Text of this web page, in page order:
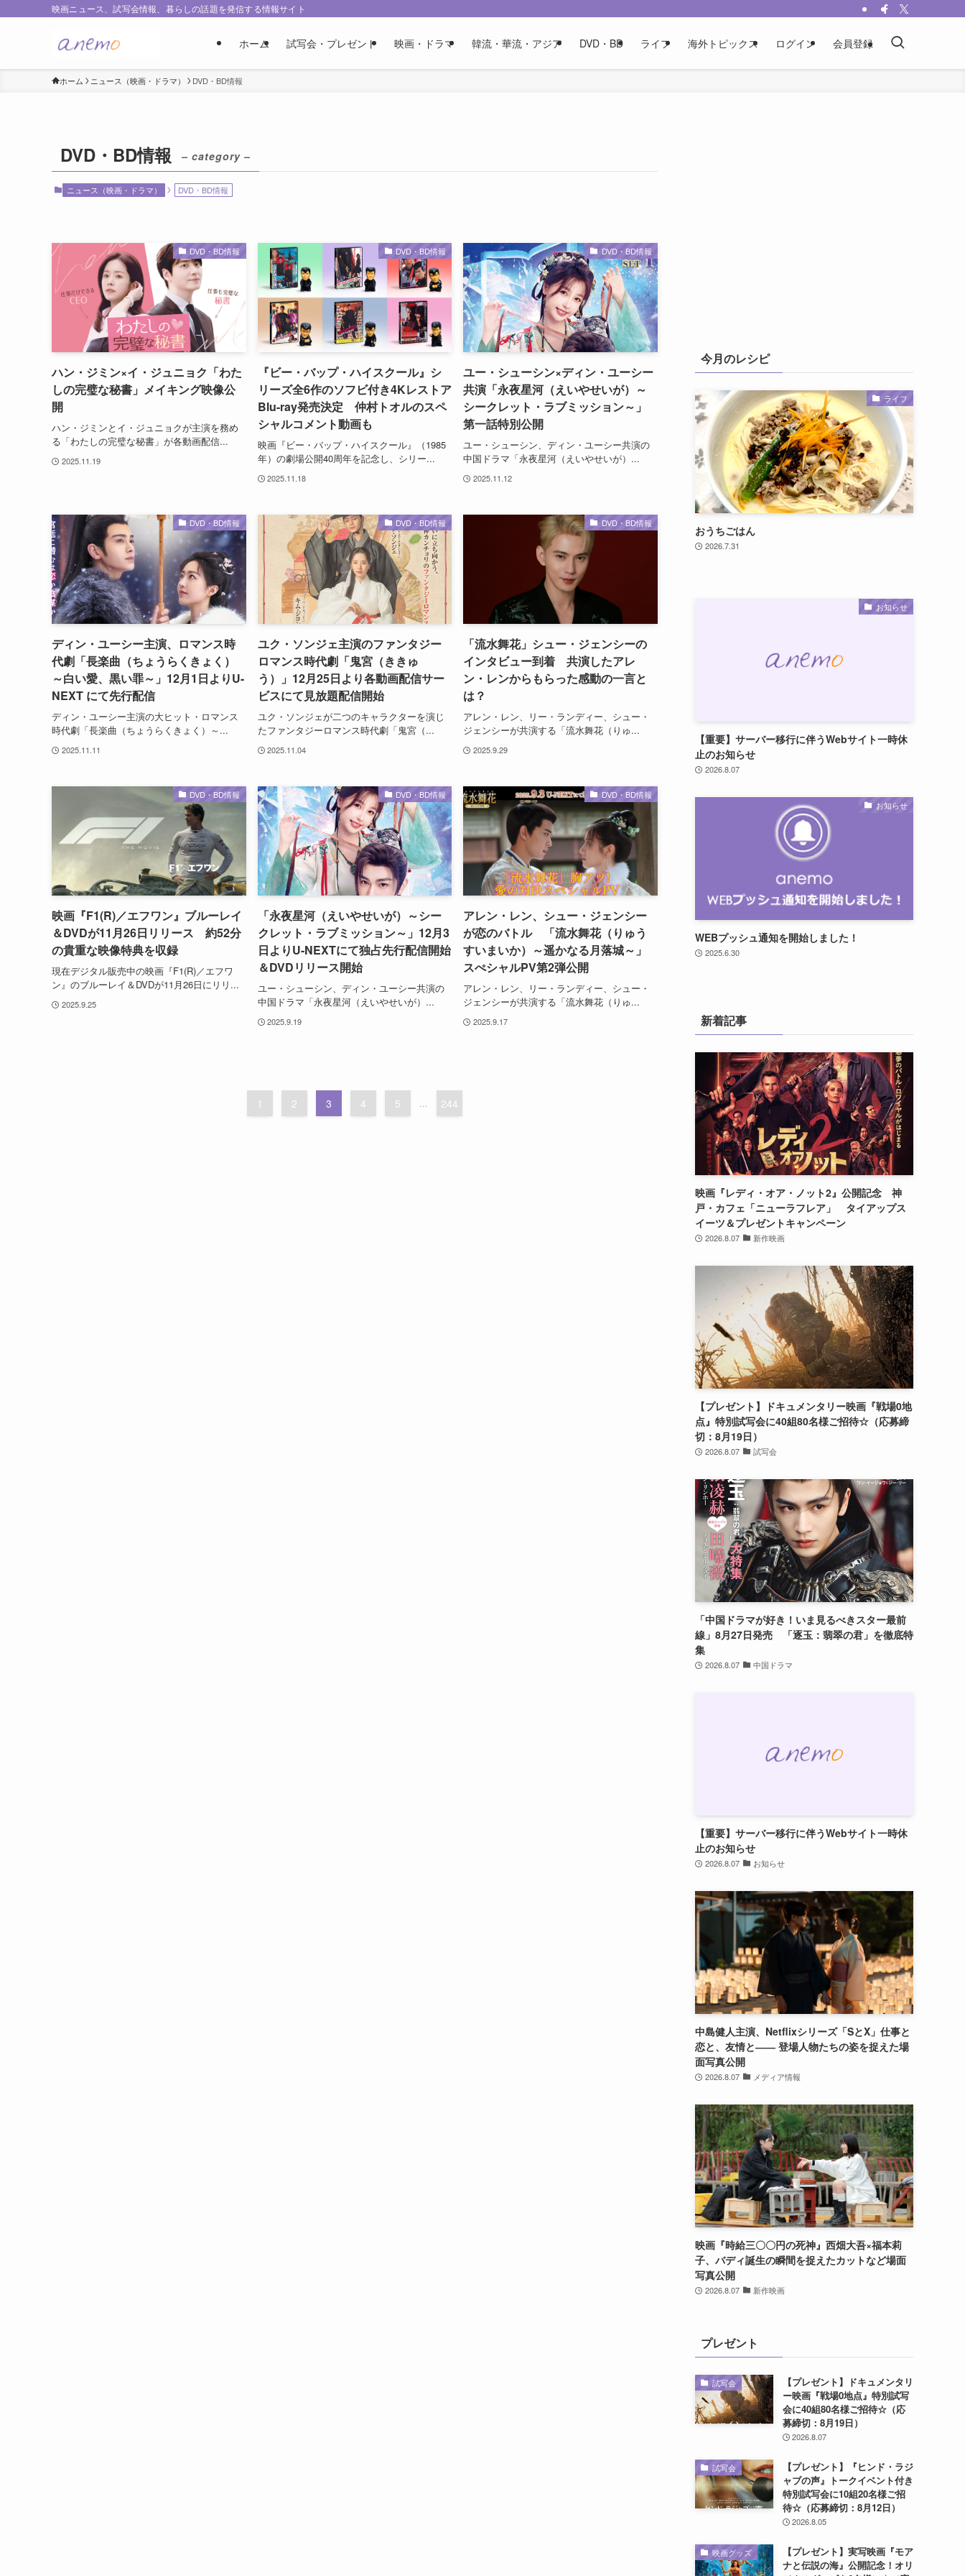
映画ニュース、試写会情報、暮らしの話題を発信する情報サイト
ホーム 試写会・プレゼント 映画・ドラマ 韓流・華流・アジア DVD・BD ライフ 海外トピックス ログイン 会員登録
ホーム ニュース（映画・ドラマ） DVD・BD情報
DVD・BD情報 – category –
ニュース（映画・ドラマ） DVD・BD情報
DVD・BD情報
ハン・ジミン×イ・ジュニョク「わた
しの完璧な秘書」メイキング映像公
開
ハン・ジミンとイ・ジュニョクが主演を務め
る「わたしの完璧な秘書」が各動画配信...
2025.11.19
DVD・BD情報
『ビー・バップ・ハイスクール』シ
リーズ全6作のソフビ付き4Kレストア
Blu-ray発売決定 仲村トオルのスペ
シャルコメント動画も
映画『ビー・バップ・ハイスクール』（1985
年）の劇場公開40周年を記念し、シリー...
2025.11.18
DVD・BD情報
ユー・シューシン×ディン・ユーシー
共演「永夜星河（えいやせいが）～
シークレット・ラブミッション～」
第一話特別公開
ユー・シューシン、ディン・ユーシー共演の
中国ドラマ「永夜星河（えいやせいが）...
2025.11.12
DVD・BD情報
ディン・ユーシー主演、ロマンス時
代劇「長楽曲（ちょうらくきょく）
～白い愛、黒い罪～」12月1日よりU-
NEXT にて先行配信
ディン・ユーシー主演の大ヒット・ロマンス
時代劇「長楽曲（ちょうらくきょく）～...
2025.11.11
DVD・BD情報
ユク・ソンジェ主演のファンタジー
ロマンス時代劇「鬼宮（ききゅ
う）」12月25日より各動画配信サー
ビスにて見放題配信開始
ユク・ソンジェが二つのキャラクターを演じ
たファンタジーロマンス時代劇「鬼宮（...
2025.11.04
DVD・BD情報
「流水舞花」シュー・ジェンシーの
インタビュー到着 共演したアレ
ン・レンからもらった感動の一言と
は？
アレン・レン、リー・ランディー、シュー・
ジェンシーが共演する「流水舞花（りゅ...
2025.9.29
DVD・BD情報
映画『F1(R)／エフワン』ブルーレイ
＆DVDが11月26日リリース 約52分
の貴重な映像特典を収録
現在デジタル販売中の映画『F1(R)／エフワ
ン』のブルーレイ＆DVDが11月26日にリリ...
2025.9.25
DVD・BD情報
「永夜星河（えいやせいが）～シー
クレット・ラブミッション～」12月3
日よりU-NEXTにて独占先行配信開始
＆DVDリリース開始
ユー・シューシン、ディン・ユーシー共演の
中国ドラマ「永夜星河（えいやせいが）...
2025.9.19
DVD・BD情報
アレン・レン、シュー・ジェンシー
が恋のバトル 「流水舞花（りゅう
すいまいか）～遥かなる月落城～」
スぺシャルPV第2弾公開
アレン・レン、リー・ランディー、シュー・
ジェンシーが共演する「流水舞花（りゅ...
2025.9.17
1 2 3 4 5 ... 244
今月のレシピ
ライフ
おうちごはん
2026.7.31
お知らせ
【重要】サーバー移行に伴うWebサイト一時休
止のお知らせ
2026.8.07
お知らせ
WEBプッシュ通知を開始しました！
2025.6.30
新着記事
映画『レディ・オア・ノット2』公開記念 神
戸・カフェ「ニューラフレア」 タイアップス
イーツ＆プレゼントキャンペーン
2026.8.07 新作映画
【プレゼント】ドキュメンタリー映画『戦場0地
点』特別試写会に40組80名様ご招待☆（応募締
切：8月19日）
2026.8.07 試写会
「中国ドラマが好き！いま見るべきスター最前
線」8月27日発売 「逐玉：翡翠の君」を徹底特
集
2026.8.07 中国ドラマ
【重要】サーバー移行に伴うWebサイト一時休
止のお知らせ
2026.8.07 お知らせ
中島健人主演、Netflixシリーズ「SとX」仕事と
恋と、友情と―― 登場人物たちの姿を捉えた場
面写真公開
2026.8.07 メディア情報
映画『時給三〇〇円の死神』西畑大吾×福本莉
子、バディ誕生の瞬間を捉えたカットなど場面
写真公開
2026.8.07 新作映画
プレゼント
試写会
【プレゼント】ドキュメンタリ
ー映画『戦場0地点』特別試写
会に40組80名様ご招待☆（応
募締切：8月19日）
2026.8.07
試写会
【プレゼント】『ヒンド・ラジ
ャブの声』トークイベント付き
特別試写会に10組20名様ご招
待☆（応募締切：8月12日）
2026.8.05
映画グッズ
【プレゼント】実写映画『モア
ナと伝説の海』公開記念！オリ